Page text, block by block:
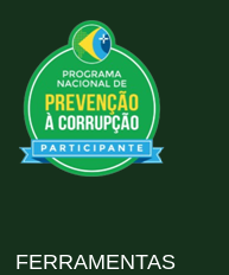
FERRAMENTAS